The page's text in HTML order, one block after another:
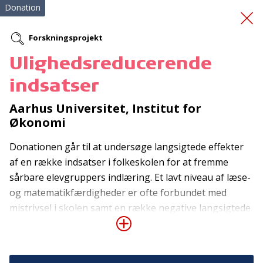
indkøb af cykelhjelme
Donation
Forskningsprojekt
Ulighedsreducerende
indsatser
Aarhus Universitet, Institut for
Økonomi
Donationen går til at undersøge langsigtede effekter
af en række indsatser i folkeskolen for at fremme
sårbare elevgruppers indlæring. Et lavt niveau af læse-
og matematikfærdigheder er ofte forbundet med
mistrivsel i skolen samt en række negative langsigtede
effekter såsom lavt uddannelsesniveau og reduceret
sociale vanskeligheder i folkeskolealderen for udsatte
Tilmeld nyhedsbrev
De seneste nyheder om TrygFondens og TryghedsGruppens
aktiviteter direkte i din indbakke.